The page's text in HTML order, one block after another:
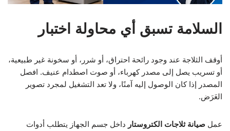
السلامة تسبق أي محاولة اختبار
أوقف الثلاجة عند وجود رائحة احتراق، أو شرر، أو سخونة غير طبيعية،
أو تسريب يصل إلى مصدر كهرباء، أو صوت اصطدام عنيف. افصل
المصدر إذا كان الوصول إليه آمنًا، ولا تعد التشغيل لمجرد تصوير
العَرَض.
عمل صيانة ثلاجات الكتروستار داخل جسم الجهاز يتطلب أدوات